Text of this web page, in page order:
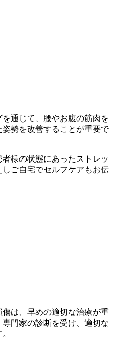
通じて、腰やお腹の筋肉を
勢を改善することが重要で
様の状態にあったストレッ
ご自宅でセルフケアもお伝
は、早めの適切な治療が重
門家の診断を受け、適切な